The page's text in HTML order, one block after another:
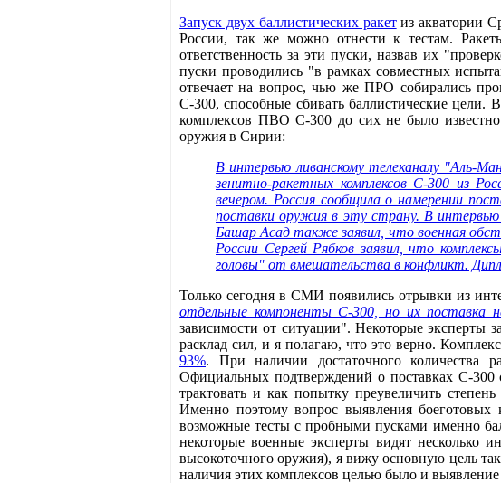
Запуск двух баллистических ракетиз акватории
России, так же можно отнести к тестам.
ответственность за эти пуски, назвав их
пуски проводились "в рамках совместных
отвечает на вопрос, чью же ПРО собирались
С-300, способные сбивать баллистические
комплексов ПВО С-300 до сих не было
оружия в Сирии:
В интервью ливанскому телеканалу "Аль-
зенитно-ракетных комплексов С-300 из
вечером. Россия сообщила о намерении
поставки оружия в эту страну. В интервью
Башар Асад также заявил, что военная
России Сергей Рябков заявил, что
головы" от вмешательства в конфликт.
Только сегодня в СМИ появились отрывки из
отдельные компоненты С-300, но их поставка
зависимости от ситуации". Некоторые эксперты
расклад сил, и я полагаю, что это верно.
93%. При наличии достаточного количества
Официальных подтверждений о поставках С-
трактовать и как попытку преувеличить
Именно поэтому вопрос выявления
возможные тесты с пробными пусками именно
некоторые военные эксперты видят несколько
высокоточного оружия), я вижу основную цель
наличия этих комплексов целью было и